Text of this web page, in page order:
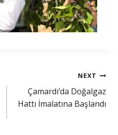
NEXT
Çamardı’da Doğalgaz
Hattı İmalatına Başlandı